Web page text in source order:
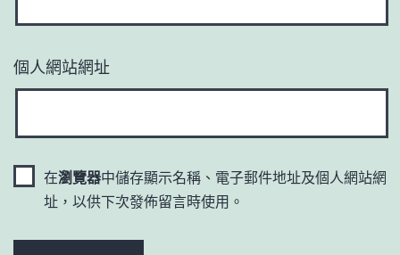
個人網站網址
在瀏覽器中儲存顯示名稱、電子郵件地址及個人網站網
址，以供下次發佈留言時使用。